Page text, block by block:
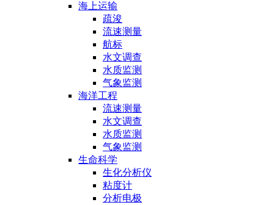
海上运输
疏浚
流速测量
航标
水文调查
水质监测
气象监测
海洋工程
流速测量
水文调查
水质监测
气象监测
生命科学
生化分析仪
粘度计
分析电极